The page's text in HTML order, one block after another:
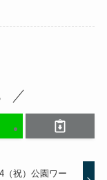
（祝）公園ワー